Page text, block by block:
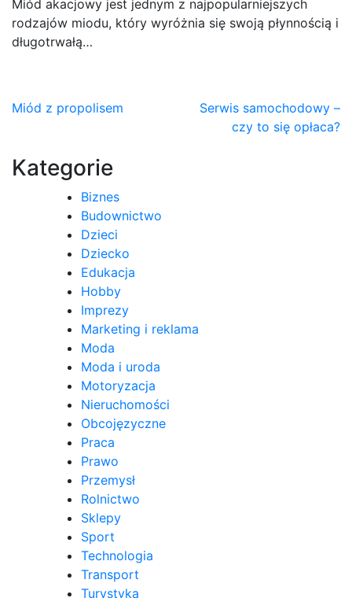
Miód akacjowy jest jednym z najpopularniejszych
rodzajów miodu, który wyróżnia się swoją płynnością i
długotrwałą…
Nawigacja
Miód z propolisem
Serwis samochodowy –
czy to się opłaca?
Kategorie
Biznes
Budownictwo
Dzieci
Dziecko
Edukacja
Hobby
Imprezy
Marketing i reklama
Moda
Moda i uroda
Motoryzacja
Nieruchomości
Obcojęzyczne
Praca
Prawo
Przemysł
Rolnictwo
Sklepy
Sport
Technologia
Transport
Turystyka